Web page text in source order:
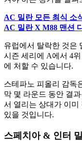
AC 밀란 모든 최식 소
AC 밀란 X M88 맨션
유럽에서 탈락한 것은
시즌 세리에 A에서 4
에 처할 수 있습니다.
스테파노 피올리 감독
막 몇 라운드 동안 결
서 열리는 상대가 이미
있을 것입니다.
스페치아 & 인터